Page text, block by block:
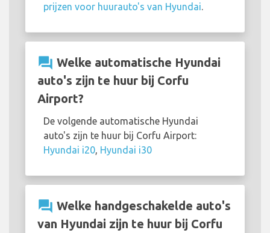
prijzen voor huurauto's van Hyundai
question_answer Welke automatische Hyundai
auto's zijn te huur bij Corfu
Airport?
De volgende automatische Hyundai
auto's zijn te huur bij Corfu Airport:
Hyundai i20 Hyundai i30
question_answer Welke handgeschakelde auto's
van Hyundai zijn te huur bij Corfu